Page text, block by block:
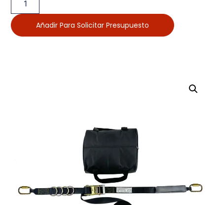
Añadir Para Solicitar Presupuesto